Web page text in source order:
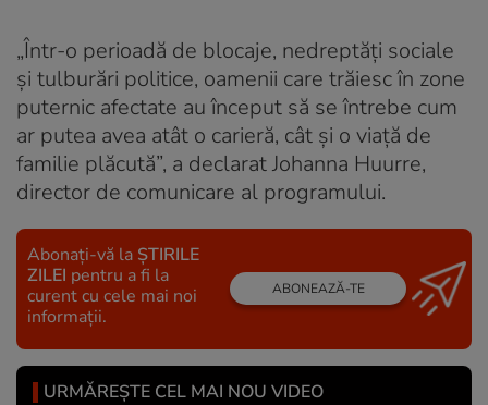
„Într-o perioadă de blocaje, nedreptăți sociale
și tulburări politice, oamenii care trăiesc în zone
puternic afectate au început să se întrebe cum
ar putea avea atât o carieră, cât și o viață de
familie plăcută”, a declarat Johanna Huurre,
director de comunicare al programului.
Abonați-vă la ȘTIRILE
ZILEI pentru a fi la
curent cu cele mai noi
informații.
ABONEAZĂ-TE
URMĂREȘTE CEL MAI NOU VIDEO